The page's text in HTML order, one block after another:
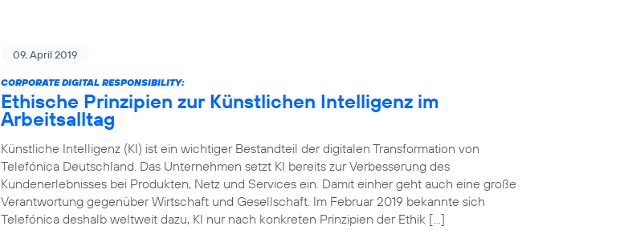
09. April 2019
CORPORATE DIGITAL RESPONSIBILITY:
Ethische Prinzipien zur Künstlichen Intelligenz im
Arbeitsalltag
Künstliche Intelligenz (KI) ist ein wichtiger Bestandteil der digitalen Transformation von
Telefónica Deutschland. Das Unternehmen setzt KI bereits zur Verbesserung des
Kundenerlebnisses bei Produkten, Netz und Services ein. Damit einher geht auch eine große
Verantwortung gegenüber Wirtschaft und Gesellschaft. Im Februar 2019 bekannte sich
Telefónica deshalb weltweit dazu, KI nur nach konkreten Prinzipien der Ethik […]